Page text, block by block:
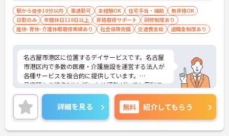
駅から徒歩10分以内 車通勤可 未経験OK 住宅手当・補助
無資格OK
日勤のみ
年間休日110日以上 資格取得サポート
研修制度あり
産休･育休･介護休暇取得実績あり
社会保険完備 交通費支給 退職金制度あり
名古屋市港区に位置するデイサービスです。名古屋
市港区内で多数の医療・介護施設を運営する法人が
各種サービスを複合的に提供しています。
最寄駅より徒歩8分と近いため通勤がとても便利で
す。また、マイカー通勤も可能で職員用の駐車場も
ありますので遠方からも通いやすいです。
ご興味をお持ちの方には詳細の情報や面接のポイン
トをお伝えしますので、お気軽にお問い合わせくだ
さいませ。
詳細を見る 無料 紹介してもらう